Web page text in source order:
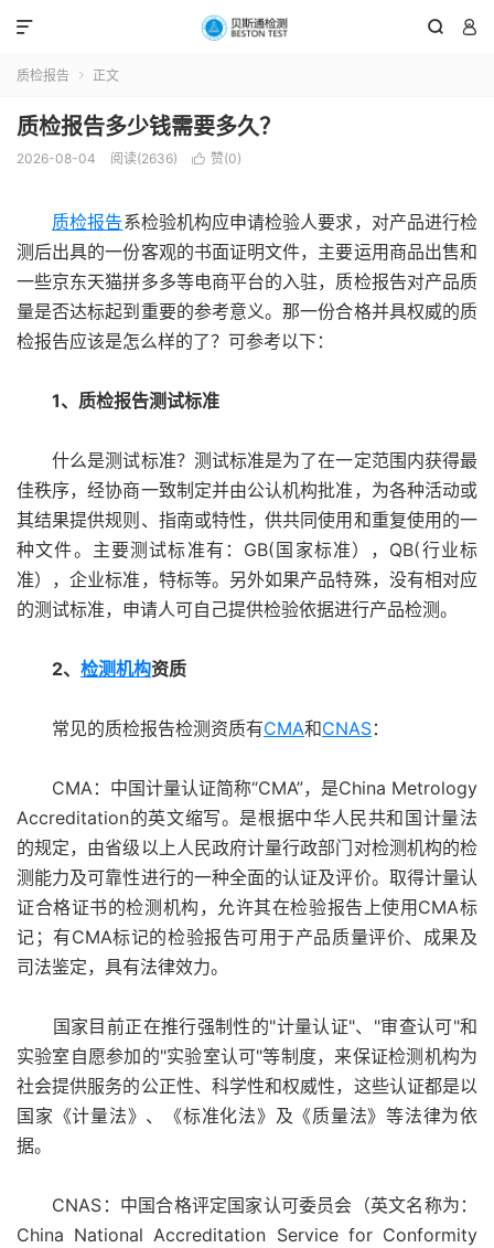
 

质检报告  正文
质检报告多少钱需要多久？
2026-08-04 阅读(2636)  赞(0)
质检报告系检验机构应申请检验人要求，对产品进行检
测后出具的一份客观的书面证明文件，主要运用商品出售和
一些京东天猫拼多多等电商平台的入驻，质检报告对产品质
量是否达标起到重要的参考意义。那一份合格并具权威的质
检报告应该是怎么样的了？可参考以下：
1、质检报告测试标准
什么是测试标准？测试标准是为了在一定范围内获得最
佳秩序，经协商一致制定并由公认机构批准，为各种活动或
其结果提供规则、指南或特性，供共同使用和重复使用的一
种文件。主要测试标准有：GB(国家标准），QB(行业标
准），企业标准，特标等。另外如果产品特殊，没有相对应
的测试标准，申请人可自己提供检验依据进行产品检测。
2、 检测机构资质
常见的质检报告检测资质有CMA和CNAS：
CMA：中国计量认证简称“CMA”，是China Metrology
Accreditation的英文缩写。是根据中华人民共和国计量法
的规定，由省级以上人民政府计量行政部门对检测机构的检
测能力及可靠性进行的一种全面的认证及评价。取得计量认
证合格证书的检测机构，允许其在检验报告上使用CMA标
记；有CMA标记的检验报告可用于产品质量评价、成果及
司法鉴定，具有法律效力。
国家目前正在推行强制性的"计量认证"、"审查认可"和
实验室自愿参加的"实验室认可"等制度，来保证检测机构为
社会提供服务的公正性、科学性和权威性，这些认证都是以
国家《计量法》、《标准化法》及《质量法》等法律为依
据。
CNAS：中国合格评定国家认可委员会（英文名称为：
China National Accreditation Service for Conformity